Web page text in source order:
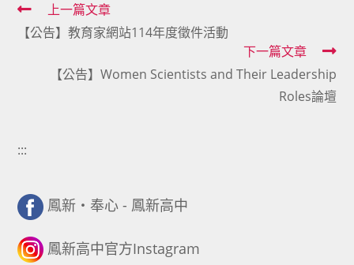
Read
more
articles
上一篇文章
【公告】教育家網站114年度徵件活動
下一篇文章
【公告】Women Scientists and Their Leadership
Roles論壇
:::
鳳新・奉心 - 鳳新高中
鳳新高中官方Instagram